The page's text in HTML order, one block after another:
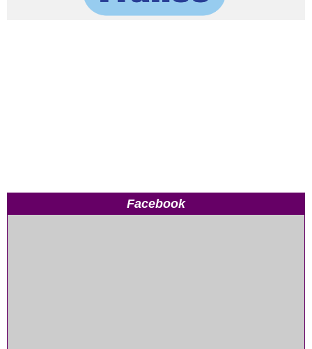
Facebook